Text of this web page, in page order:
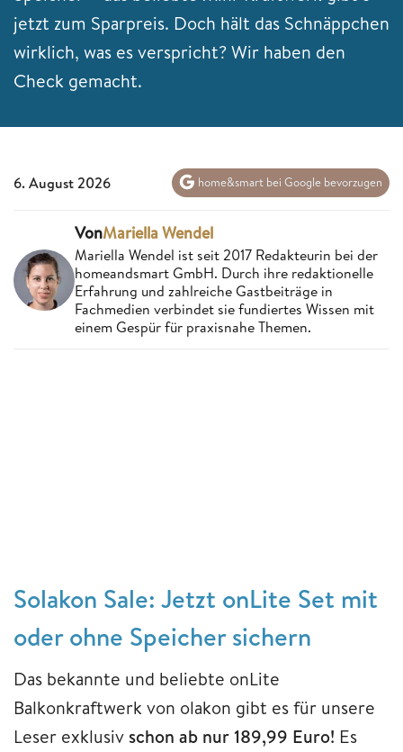
jetzt zum Sparpreis. Doch hält das Schnäppchen
wirklich, was es verspricht? Wir haben den
Check gemacht.
6. August 2026 home&smart bei Google bevorzugen
VonMariella Wendel
Mariella Wendel ist seit 2017 Redakteurin bei der
homeandsmart GmbH. Durch ihre redaktionelle
Erfahrung und zahlreiche Gastbeiträge in
Fachmedien verbindet sie fundiertes Wissen mit
einem Gespür für praxisnahe Themen.
Solakon Sale: Jetzt onLite Set mit
oder ohne Speicher sichern
Das bekannte und beliebte onLite
Balkonkraftwerk von olakon gibt es für unsere
Leser exklusiv schon ab nur 189,99 Euro! Es